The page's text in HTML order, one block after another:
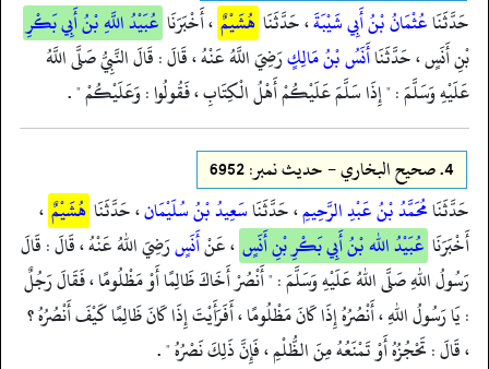
حَدَّثَنَاعُثْمَانُ بْنُ أَبِي شَيْبَةَ، حَدَّثَنَا هُشَيْمٌ ، أَخْبَرَنَا عُبَيْدُ اللَّهِ بْنُ أَبِي بَكْرِ
بْنِ أَنَسٍ ، حَدَّثَنَاأَنَسُ بْنُ مَالِكٍرَضِيَ اللَّهُ عَنْهُ ، قَالَ : قَالَ النَّبِيُّ صَلَّى اللَّهُ
عَلَيْهِ وَسَلَّمَ : " إِذَا سَلَّمَ عَلَيْكُمْ أَهْلُ الْكِتَابِ ، فَقُولُوا : وَعَلَيْكُمْ " .
4. صحيح البخاري - حدیث نمبر: 6952
حَدَّثَنَامُحَمَّدُ بْنُ عَبْدِ الرَّحِيمِ، حَدَّثَنَاسَعِيدُ بْنُ سُلَيْمَان، حَدَّثَنَا هُشَيْمٌ ،
أَخْبَرَنَا عُبَيْدُ الله بْنُ أَبِي بَكْرِ بْنِ أَنَسٍ ، عَنْأَنَسٍرَضِيَ اللهُ عَنْهُ ، قَالَ : قَالَ
رَسُولُ اللهِ صَلَّى اللهُ عَلَيْهِ وَسَلَّمَ : " أَنْصُرْ أَخَاكَ ظَالِمًا أَوْ مَظْلُومًا ، فَقَالَ رَجُلٌ
: يَا رَسُولُ اللهِ ، أَنْصُرُهُ إِذَا كَانَ مَظْلُومًا ، أَفَرَأَيْتَ إِذَا كَانَ ظَالِمًا كَيْفَ أَنْصُرُهُ ؟
، قَالَ : تَحْجُزُهُ أَوْ تَمْنَعُهُ مِنَ الظُّلْمِ ، فَإِنَّ ذَلِكَ نَصْرُهُ " .